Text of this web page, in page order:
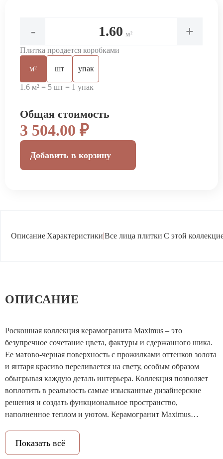
- м² +
Плитка продается коробками
м² шт упак
1.6 м² = 5 шт = 1 упак
Общая стоимость
3 504.00 ₽
Добавить в корзину
Описание|Характеристики|Все лица плитки|С этой
ОПИСАНИЕ
Роскошная коллекция керамогранита Maximus – это
безупречное сочетание цвета, фактуры и сдержанного шика.
Ее матово-черная поверхность с прожилками оттенков золота
и янтаря красиво переливается на свету, особым образом
обыгрывая каждую деталь интерьера. Коллекция позволяет
воплотить в реальность самые изысканные дизайнерские
решения и создать функциональное пространство,
наполненное теплом и уютом. Керамогранит Maximus
классика, минимализм и многие другие. Новый формат 40х80
прекрасно подойдет в качестве напольного покрытия, а также
Показать всё